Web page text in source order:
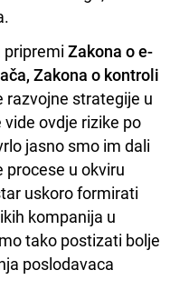
pripremi Zakona o e-
Zakona o kontroli
razvojne strategije u
ovdje rizike po
jasno smo im dali
procese u okviru
uskoro formirati
kompanija u
tako postizati bolje
poslodavaca